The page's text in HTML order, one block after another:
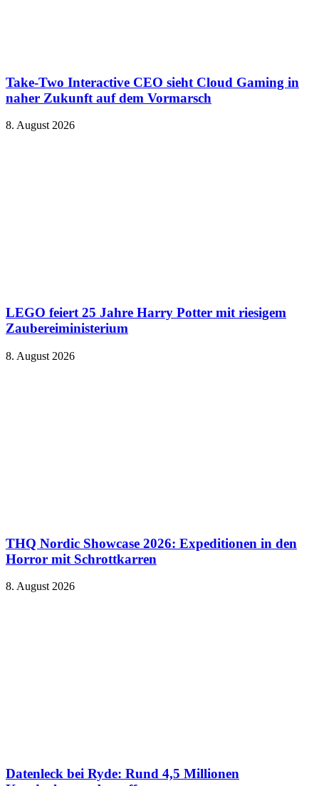
Take-Two Interactive CEO sieht Cloud Gaming in
naher Zukunft auf dem Vormarsch
8. August 2026
LEGO feiert 25 Jahre Harry Potter mit riesigem
Zaubereiministerium
8. August 2026
THQ Nordic Showcase 2026: Expeditionen in den
Horror mit Schrottkarren
8. August 2026
Datenleck bei Ryde: Rund 4,5 Millionen